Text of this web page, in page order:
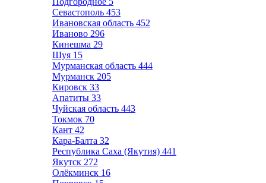
Севастополь 453
Ивановская область 452
Иваново 296
Кинешма 29
Шуя 15
Мурманская область 444
Мурманск 205
Кировск 33
Апатиты 33
Чуйская область 443
Токмок 70
Кант 42
Кара-Балта 32
Республика Саха (Якутия) 441
Якутск 272
Олёкминск 16